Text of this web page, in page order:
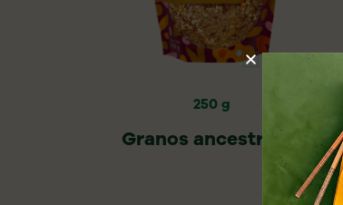
250 g
Granos ancestrales